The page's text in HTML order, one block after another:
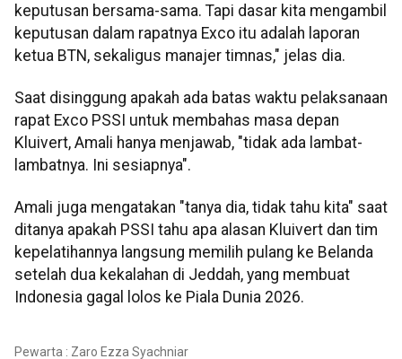
keputusan bersama-sama. Tapi dasar kita mengambil
keputusan dalam rapatnya Exco itu adalah laporan
ketua BTN, sekaligus manajer timnas," jelas dia.
Saat disinggung apakah ada batas waktu pelaksanaan
rapat Exco PSSI untuk membahas masa depan
Kluivert, Amali hanya menjawab, "tidak ada lambat-
lambatnya. Ini sesiapnya".
Amali juga mengatakan "tanya dia, tidak tahu kita" saat
ditanya apakah PSSI tahu apa alasan Kluivert dan tim
kepelatihannya langsung memilih pulang ke Belanda
setelah dua kekalahan di Jeddah, yang membuat
Indonesia gagal lolos ke Piala Dunia 2026.
Pewarta : Zaro Ezza Syachniar